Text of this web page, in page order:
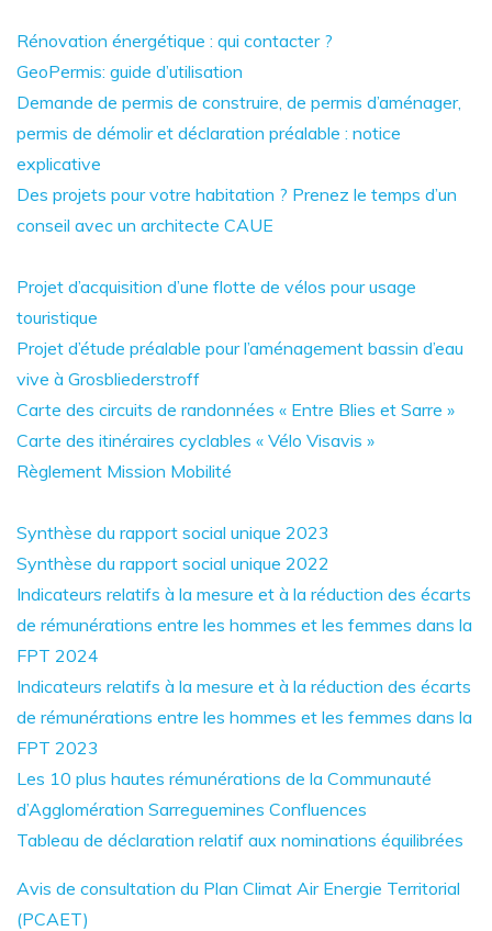
Rénovation énergétique : qui contacter ?
GeoPermis: guide d’utilisation
Demande de permis de construire, de permis d’aménager,
permis de démolir et déclaration préalable : notice
explicative
Des projets pour votre habitation ? Prenez le temps d’un
conseil avec un architecte CAUE
Projet d’acquisition d’une flotte de vélos pour usage
touristique
Projet d’étude préalable pour l’aménagement bassin d’eau
vive à Grosbliederstroff
Carte des circuits de randonnées « Entre Blies et Sarre »
Carte des itinéraires cyclables « Vélo Visavis »
Règlement Mission Mobilité
Synthèse du rapport social unique 2023
Synthèse du rapport social unique 2022
Indicateurs relatifs à la mesure et à la réduction des écarts
de rémunérations entre les hommes et les femmes dans la
FPT 2024
Indicateurs relatifs à la mesure et à la réduction des écarts
de rémunérations entre les hommes et les femmes dans la
FPT 2023
Les 10 plus hautes rémunérations de la Communauté
d’Agglomération Sarreguemines Confluences
Tableau de déclaration relatif aux nominations équilibrées
Avis de consultation du Plan Climat Air Energie Territorial
(PCAET)